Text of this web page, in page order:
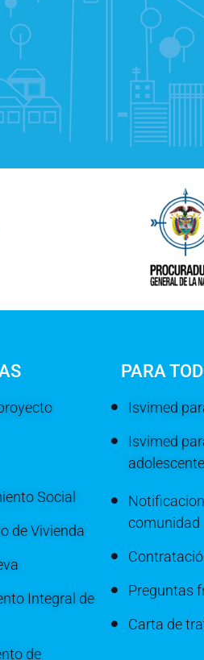
Social
de Vivienda
Integral de
de
PARA
Isvimed
Isvimed
comunidad
Preguntas
Carta de